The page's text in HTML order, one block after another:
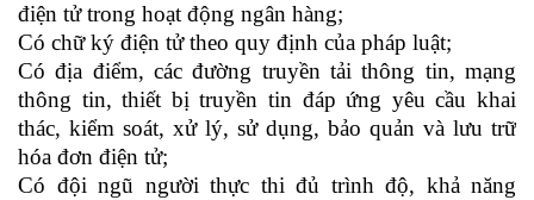
điện tử trong hoạt động ngân hàng;
Có chữ ký điện tử theo quy định của pháp luật;
Có địa điểm, các đường truyền tải thông tin, mạng
thông tin, thiết bị truyền tin đáp ứng yêu cầu khai
thác, kiểm soát, xử lý, sử dụng, bảo quản và lưu trữ
hóa đơn điện tử;
Có đội ngũ người thực thi đủ trình độ, khả năng